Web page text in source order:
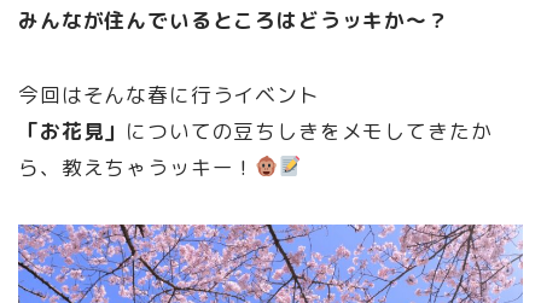
みんなが住んでいるところはどうッキか〜？
今回はそんな春に行うイベント
「お花見」 についての豆ちしきをメモしてきたか
ら、教えちゃうッキー！